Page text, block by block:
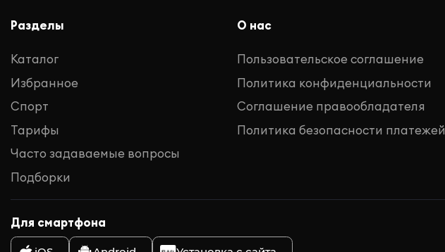
Разделы
Каталог
Избранное
Спорт
Тарифы
Часто задаваемые вопросы
Подборки
О нас
Пользовательское соглашение
Политика конфиденциальности
Соглашение правообладателя
Политика безопасности платежей
Для смартфона